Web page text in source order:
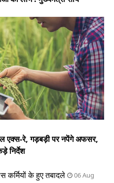
एक्स-रे, गड़बड़ी पर नपेंगे अफसर,
निर्देश
06 Aug